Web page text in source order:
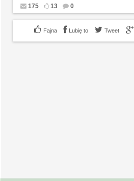
175 13 0
Lubię to Tweet